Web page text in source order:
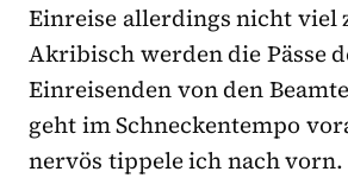
Einreise allerdings nicht viel
Akribisch werden die Pässe
Einreisenden von den
geht im Schneckentempo
nervös tippele ich nach vorn.